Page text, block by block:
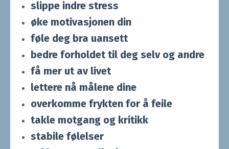
slippe indre stress
øke motivasjonen din
føle deg bra uansett
bedre forholdet til deg selv og andre
få mer ut av livet
lettere nå målene dine
overkomme frykten for å feile
takle motgang og kritikk
stabile følelser